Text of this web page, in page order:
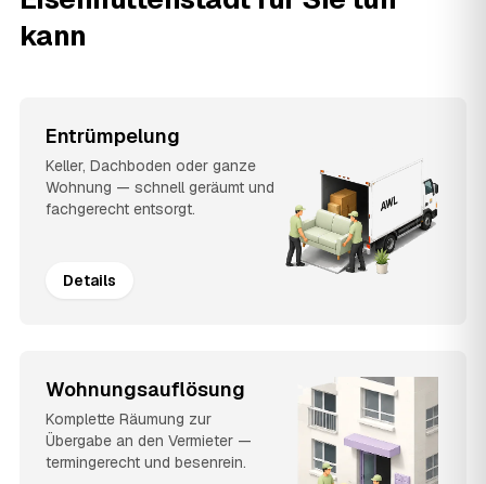
kann
Entrümpelung
Keller, Dachboden oder ganze
Wohnung — schnell geräumt und
fachgerecht entsorgt.
Details
Wohnungsauflösung
Komplette Räumung zur
Übergabe an den Vermieter —
termingerecht und besenrein.